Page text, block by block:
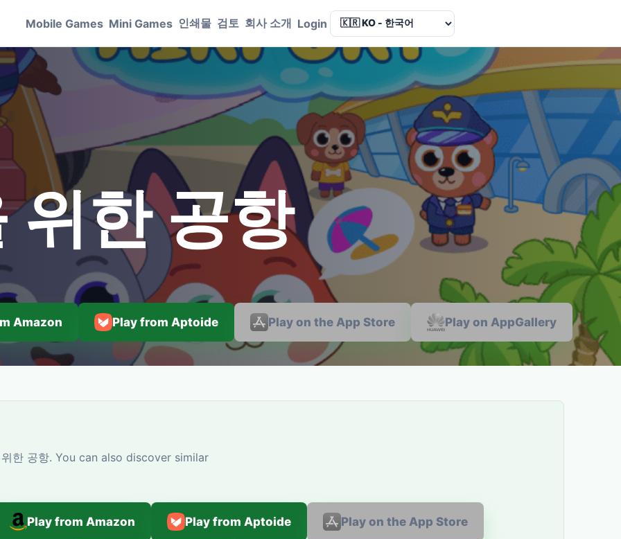
Mobile Games Mini Games 인쇄물 검토 회사 소개 Login Language
위한 공항
Amazon Play from Aptoide Play on the App Store Play on AppGallery
한 공항. You can also discover similar
Play from Amazon Play from Aptoide Play on the App Store